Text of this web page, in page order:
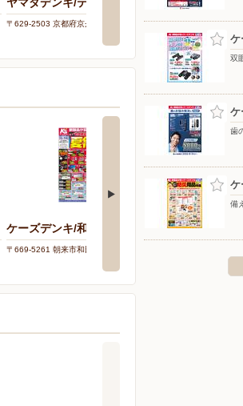
〒629-2503 京都府京丹後市大宮町周枳小字平田1673-1 〒
ケーズデンキ/和田山店
〒669-5261 朝来市和田山町枚田476
ケ
双
ケ
歯
ケ
備